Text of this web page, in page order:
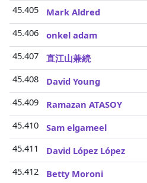
45.405
Mark Aldred
45.406
onkel adam
45.407
直江山兼続
45.408
David Young
45.409
Ramazan ATASOY
45.410
Sam elgameel
45.411
David López López
45.412
Betty Moroni